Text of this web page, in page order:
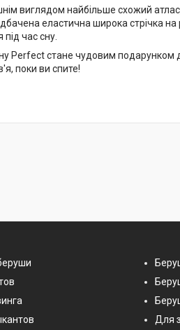
виглядом найбільше схожий
еластична широка стрічка на
час сну.
Perfect стане чудовим подарунком
поки ви спите!
Для